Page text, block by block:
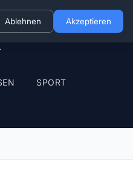
SPORT
Ablehnen Akzeptieren